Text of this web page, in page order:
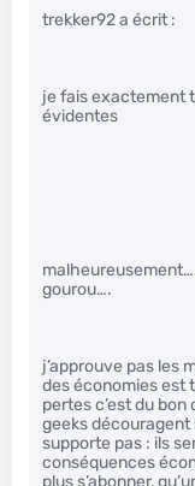
trekker92 a écrit :
je fais exactement
évidentes
gourou….
j’approuve pas les
des économies est
pertes c’est du
geeks découragent
supporte pas : ils
conséquences